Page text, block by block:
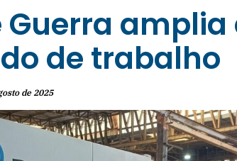
Guerra
de trabalho
de 2025